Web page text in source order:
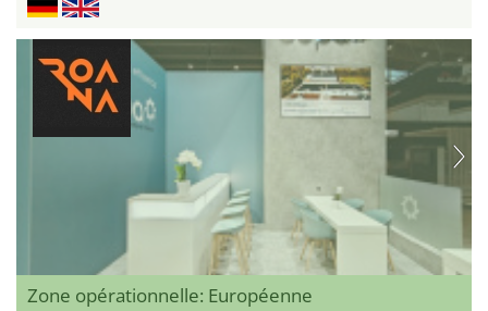
Zone opérationnelle: Européenne